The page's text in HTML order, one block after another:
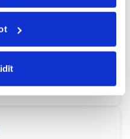
P. no194 €
,Vēsture
Sv. 249 €